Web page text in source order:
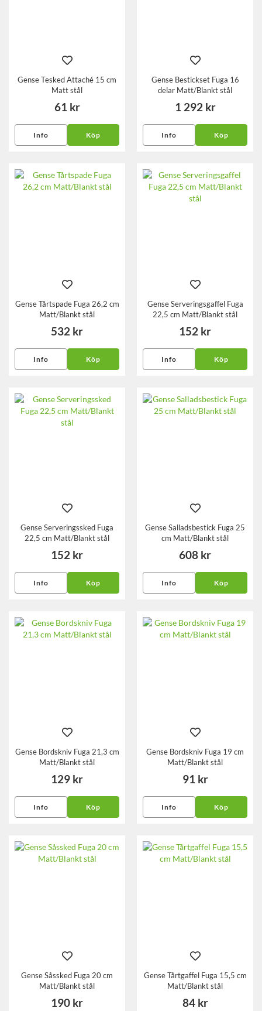
Gense Tesked Attaché 15 cm
Matt stål
61 kr
Info Köp
Gense Bestickset Fuga 16
delar Matt/Blankt stål
1 292 kr
Info Köp
Gense Tårtspade Fuga 26,2 cm
Matt/Blankt stål
532 kr
Info Köp
Gense Serveringsgaffel Fuga
22,5 cm Matt/Blankt stål
152 kr
Info Köp
Gense Serveringssked Fuga
22,5 cm Matt/Blankt stål
152 kr
Info Köp
Gense Salladsbestick Fuga 25
cm Matt/Blankt stål
608 kr
Info Köp
Gense Bordskniv Fuga 21,3 cm
Matt/Blankt stål
129 kr
Info Köp
Gense Bordskniv Fuga 19 cm
Matt/Blankt stål
91 kr
Info Köp
Gense Såssked Fuga 20 cm
Matt/Blankt stål
190 kr
Gense Tårtgaffel Fuga 15,5 cm
Matt/Blankt stål
84 kr